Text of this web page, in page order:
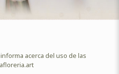
acerca del uso de las